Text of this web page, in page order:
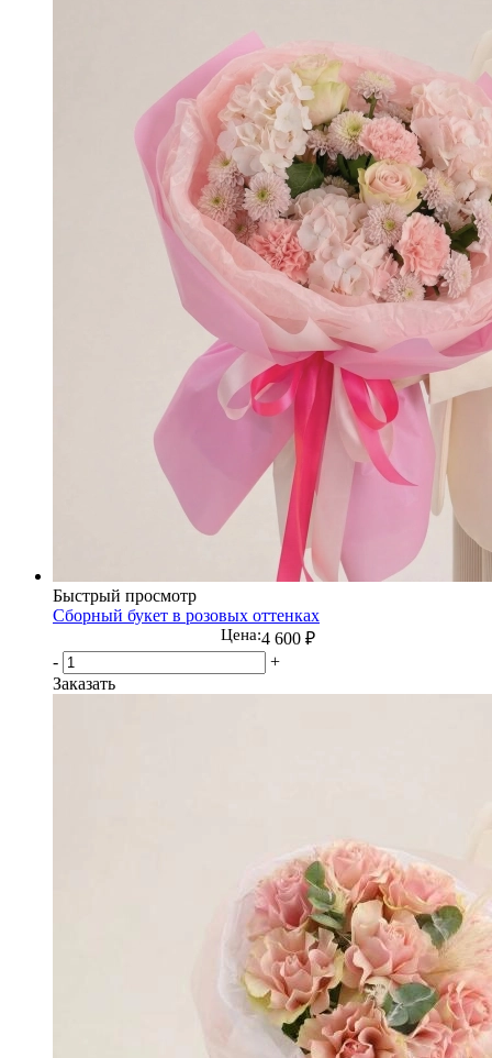
Быстрый просмотр
Сборный букет в розовых оттенках
Цена:4 600 ₽
-
+
Заказать